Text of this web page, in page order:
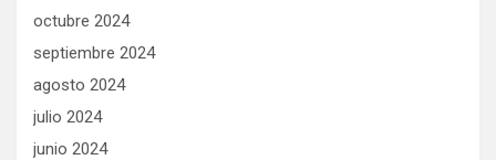
octubre 2024
septiembre 2024
agosto 2024
julio 2024
junio 2024